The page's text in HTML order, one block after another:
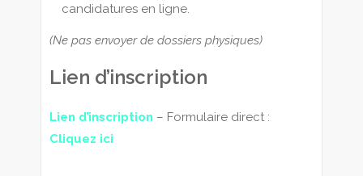
candidatures en ligne.
(Ne pas envoyer de dossiers physiques)
Lien d’inscription
Lien d’inscription – Formulaire direct :
Cliquez ici